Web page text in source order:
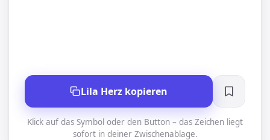
Lila Herz kopieren
Klick auf das Symbol oder den Button – das Zeichen liegt
sofort in deiner Zwischenablage.